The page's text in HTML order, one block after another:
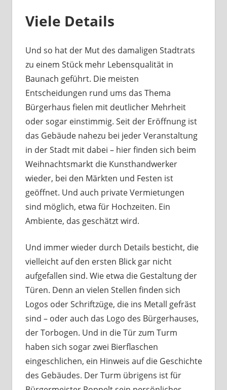
Viele Details
Und so hat der Mut des damaligen Stadtrats
zu einem Stück mehr Lebensqualität in
Baunach geführt. Die meisten
Entscheidungen rund ums das Thema
Bürgerhaus fielen mit deutlicher Mehrheit
oder sogar einstimmig. Seit der Eröffnung ist
das Gebäude nahezu bei jeder Veranstaltung
in der Stadt mit dabei – hier finden sich beim
Weihnachtsmarkt die Kunsthandwerker
wieder, bei den Märkten und Festen ist
geöffnet. Und auch private Vermietungen
sind möglich, etwa für Hochzeiten. Ein
Ambiente, das geschätzt wird.
Und immer wieder durch Details besticht, die
vielleicht auf den ersten Blick gar nicht
aufgefallen sind. Wie etwa die Gestaltung der
Türen. Denn an vielen Stellen finden sich
Logos oder Schriftzüge, die ins Metall gefräst
sind – oder auch das Logo des Bürgerhauses,
der Torbogen. Und in die Tür zum Turm
haben sich sogar zwei Bierflaschen
eingeschlichen, ein Hinweis auf die Geschichte
des Gebäudes. Der Turm übrigens ist für